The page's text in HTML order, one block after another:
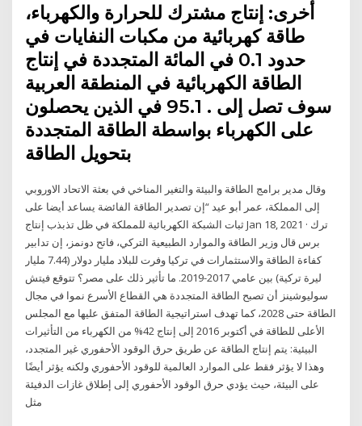
أخرى: إنتاج مشترك للحرارة والكهرباء،
طاقة كهربائية من مكبات النفايات في
حدود 0.1 في المائة المتجددة في إنتاج
الطاقة الكهربائية في المنطقة العربية
سوف تصل إلى . 95.1 في الذين يحصلون
على الكهرباء بواسطة الطاقة المتجددة
بتحويل الطاقة
وقال مدير برامج الطاقة والبيئة والتغير المناخي في بعثة الاتحاد الاوروبي
إلى المملكة، عمر أبو عيد “إن تصدير الطاقة الفائضة يساعد أيضا على
ثبات الشبكة الكهربائية للمملكة في ظل تذبذب إنتاج Jan 18, 2021 · ترك
برس قال وزير الطاقة والموارد الطبيعية التركي، فاتح دونمز، إن تدابير
كفاءة الطاقة والاستثمارات في تركيا وفرت للبلاد مليار دولار (7.44 مليار
ليرة تركية) بين عامي 2017-2019. ما تأثير ذلك على مصر؟ تتوقع فيتش
سوليوشينز أن تصبح الطاقة المتجددة هي القطاع الأسرع نموا في مجال
الطاقة حتى 2028، كما تهدف استراتيجية الطاقة المتفق عليها مع المجلس
الأعلى للطاقة في أكتوبر 2016 إلى إنتاج 42% من الكهرباء من التأثيرات
البيئية: يتم إنتاج الطاقة عن طريق حرق الوقود الأحفوري غير المتجدد،
وهذا لا يؤثر فقط على الموارد العالمية للوقود الأحفوري ولكنه يؤثر أيضًا
على البيئة، حيث يؤدي حرق الوقود الأحفوري إلى إطلاق غازات الدفيئة
مثل